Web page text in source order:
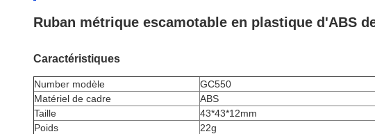
Ruban métrique escamotable en plastique d'ABS
Caractéristiques
Number modèle
GC550
Matériel de cadre
ABS
Taille
43*43*12mm
Poids
22g